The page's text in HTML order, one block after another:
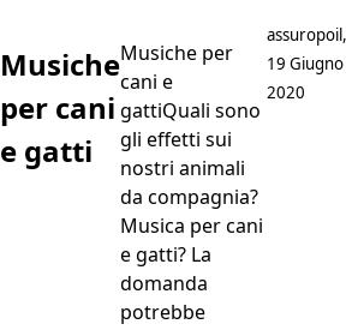
Musiche
per cani
e gatti
Musiche per
cani e
gattiQuali sono
gli effetti sui
nostri animali
da compagnia?
Musica per cani
e gatti? La
domanda
potrebbe
Postato da
assuropoil,
19 Giugno
2020